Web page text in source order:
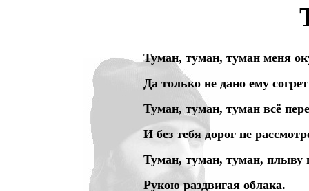
нигде уточнять и
Туман, туман, туман меня
Да только не дано ему
Туман, туман, туман всё
И без тебя дорог не
Туман, туман, туман, плыву
Рукою раздвигая облака.